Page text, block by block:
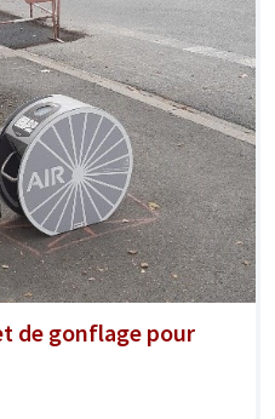
de gonflage pour